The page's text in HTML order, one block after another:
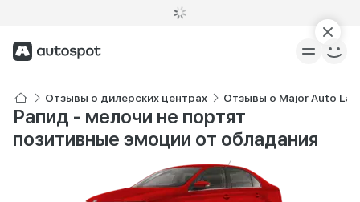
Отзывы о дилерских центрах Отзывы о Major Auto
Рапид - мелочи не портят
позитивные эмоции от обладания